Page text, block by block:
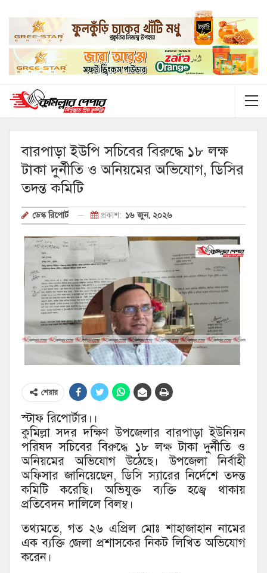
বারপাড়া ইউপি সচিবের বিরুদ্ধে ১৮ লক্ষ
টাকা দুর্নীতি ও অনিয়মের অভিযোগ, ডিসির
তদন্ত কমিটি
ডেস্ক রিপোর্ট প্রকাশ: ১৬ জুন, ২০২৬
শেয়ার
স্টাফ রিপোর্টার।।
কুমিল্লা সদর দক্ষিণ উপজেলার বারপাড়া ইউনিয়ন
পরিষদ সচিবের বিরুদ্ধে ১৮ লক্ষ টাকা দুর্নীতি ও
অনিয়মের অভিযোগ উঠেছে। উপজেলা নির্বাহী
অফিসার জানিয়েছেন, ডিসি স্যারের নির্দেশে তদন্ত
কমিটি করেছি। অভিযুক্ত ব্যক্তি হজ্বে থাকায়
প্রতিবেদন দালিলে বিলম্ব।
তথ্যমতে, গত ২৬ এপ্রিল মোঃ শাহাজাহান নামের
এক ব্যক্তি জেলা প্রশাসকের নিকট লিখিত অভিযোগ
করেন।